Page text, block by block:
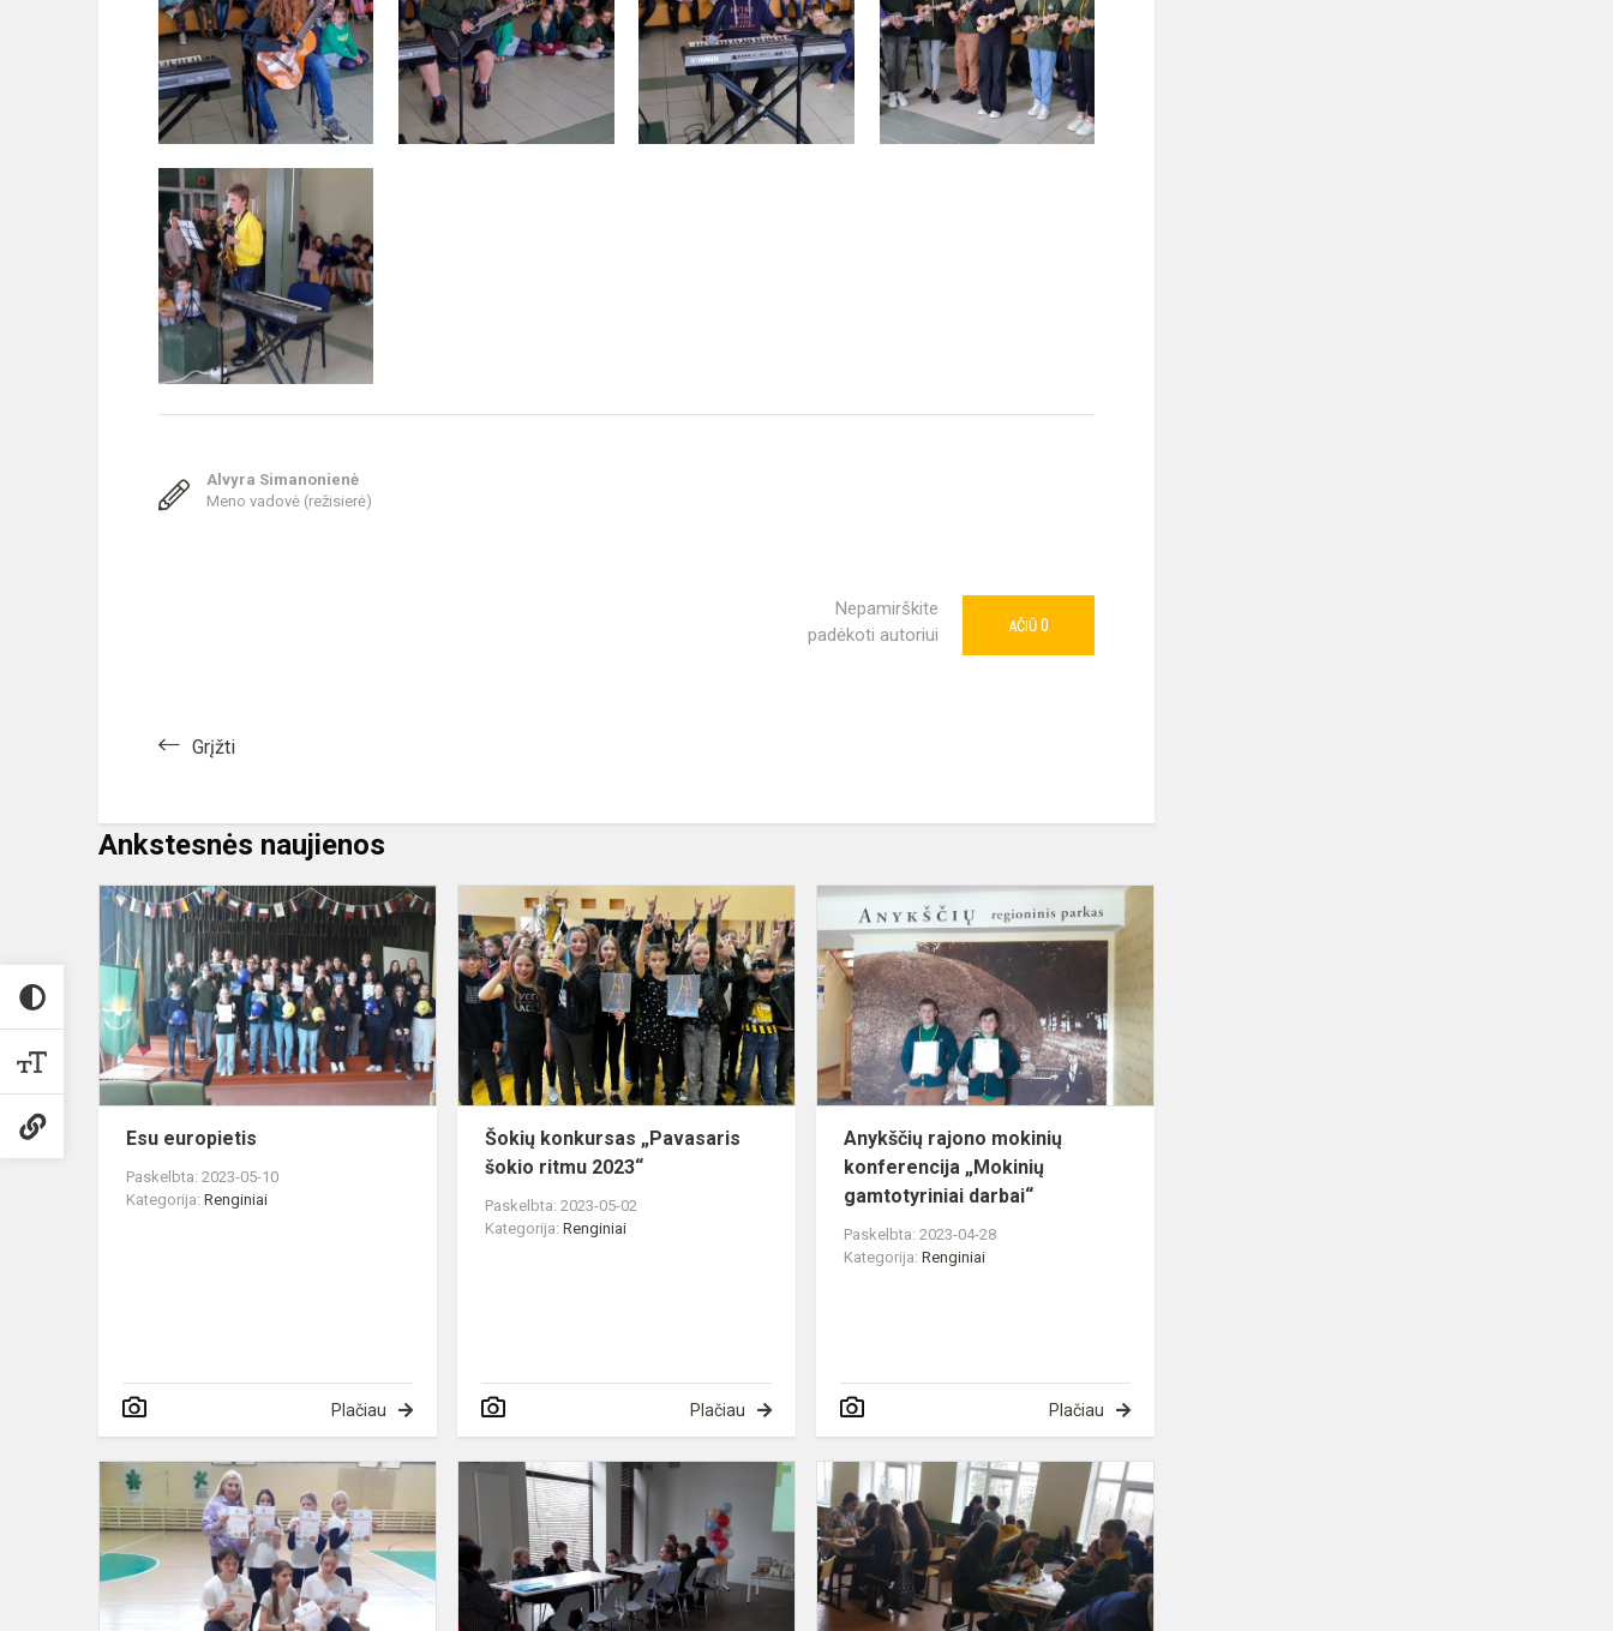
Alvyra Simanonienė
Meno vadovė (režisierė)
Nepamirškite
padėkoti autoriui
AČIŪ 0
Grįžti
Ankstesnės naujienos
europietis
Esu europietis
Paskelbta: 2023-05-10
Kategorija: Renginiai
Plačiau
Šokių
konkursas
„Pavasaris
šokio
ritmu
Šokių konkursas „Pavasaris
šokio ritmu 2023“
Paskelbta: 2023-05-02
Kategorija:Renginiai
Plačiau
konferencija
Anykščių rajono mokinių
konferencija „Mokinių
gamtotyriniai darbai“
Paskelbta: 2023-04-28
Kategorija:Renginiai
Plačiau
Velykinis
krepšinio
turnyras
Frankofonijos
šventė
tiltai“